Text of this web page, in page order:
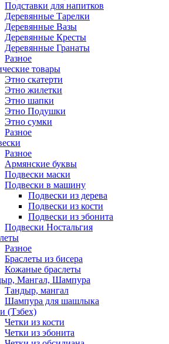
Подставки для напитков
Деревянные Тарелки
Деревянные Вазы
Деревянные Кресты
Деревянные Гранаты
Разное
товары
Этно скатерти
Этно жилетки
Этно шапки
Этно Подушки
Этно сумки
Разное
Разное
Армянские буквы
Подвески маски
Подвески в машину
Подвески из дерева
Подвески из кости
Подвески из эбонита
Подвески Ностальгия
Разное
Браслеты из бисера
Кожаные браслеты
Мангал, Шампура
Тандыр, мангал
Шампура для шашлыка
(Тзбех)
Четки из кости
Четки из эбонита